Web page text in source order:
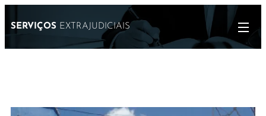
SERVIÇOS EXTRAJUDICIAIS